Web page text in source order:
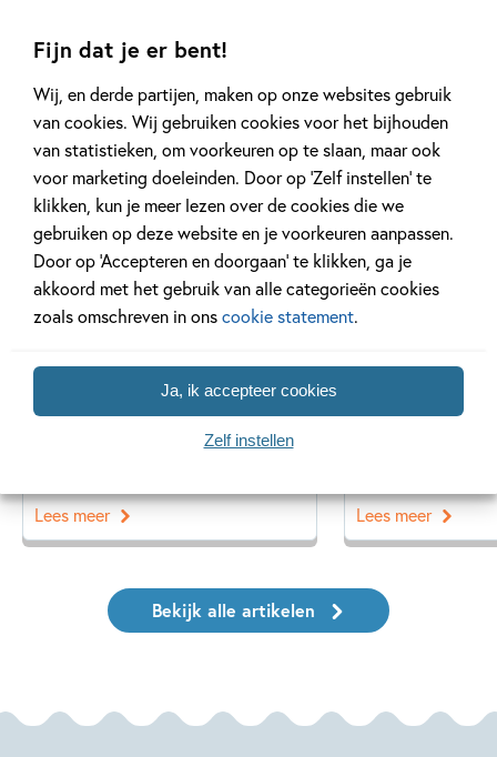
Fijn dat je er bent!
Wij, en derde partijen, maken op onze websites gebruik
van cookies. Wij gebruiken cookies voor het bijhouden
van statistieken, om voorkeuren op te slaan, maar ook
voor marketing doeleinden. Door op ‘Zelf instellen’ te
klikken, kun je meer lezen over de cookies die we
gebruiken op deze website en je voorkeuren aanpassen.
Door op ‘Accepteren en doorgaan’ te klikken, ga je
akkoord met het gebruik van alle categorieën cookies
zoals omschreven in onscookie statement.
Ja, ik accepteer cookies
Zelf instellen
Gerelateerde artikelen
Ons Kinderpanel leest:
‘Marvel Superhelden’
Kinderpanel
Lees meer
22 DECEMBER 2025
Kinderpanel
Lees meer
Bekijk alle artikelen